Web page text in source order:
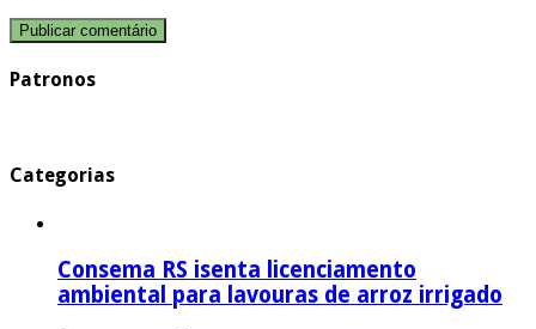
Patronos
Categorias
Consema RS isenta licenciamento
ambiental para lavouras de arroz irrigado